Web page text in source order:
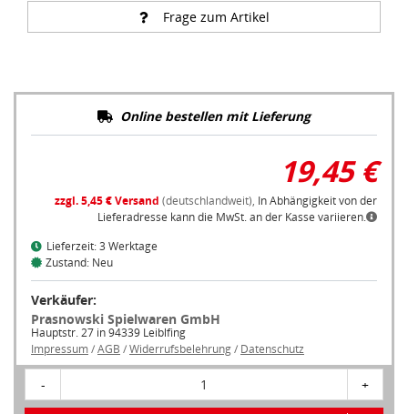
Frage zum Artikel
Online bestellen mit Lieferung
19,45 €
zzgl. 5,45 € Versand (deutschlandweit), In Abhängigkeit von der
Lieferadresse kann die MwSt. an der Kasse variieren.
Lieferzeit: 3 Werktage
Zustand: Neu
Verkäufer:
Prasnowski Spielwaren GmbH
Hauptstr. 27 in 94339 Leiblfing
Impressum/AGB /Widerrufsbelehrung/ Datenschutz
- 1 +